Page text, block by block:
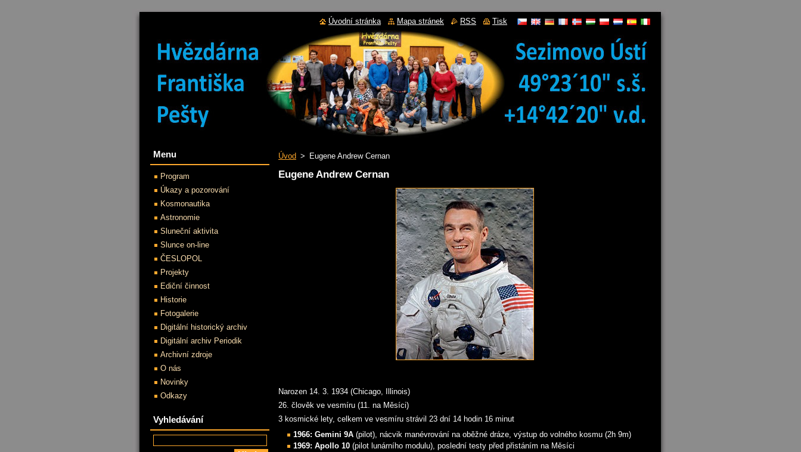
Úvod > Eugene Andrew Cernan
Eugene Andrew Cernan
Narozen 14. 3. 1934 (Chicago, Illinois)
26. člověk ve vesmíru (11. na Měsíci)
3 kosmické lety, celkem ve vesmíru strávil 23 dní 14 hodin 16 minut
1966: Gemini 9A (pilot), nácvik manévrování na oběžné dráze, výstup do volného kosmu (2h 9m)
1969: Apollo 10 (pilot lunárního modulu), poslední testy před přistáním na Měsíci
Menu
Program
Úkazy a pozorování
Kosmonautika
Astronomie
Sluneční aktivita
Slunce on-line
ČESLOPOL
Projekty
Ediční činnost
Historie
Fotogalerie
Digitální historický archiv
Digitální archiv Periodik
Archivní zdroje
O nás
Novinky
Odkazy
Vyhledávání
Úvodní stránka Mapa stránek RSS Tisk